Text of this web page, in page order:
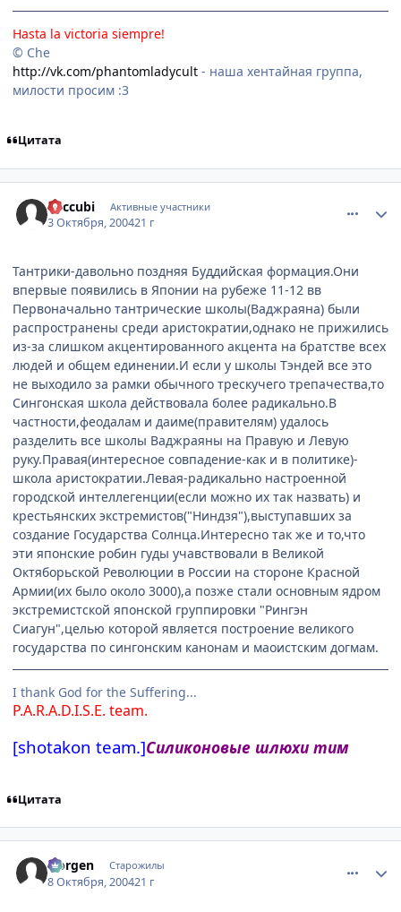
Hasta la victoria siempre!
© Che
http://vk.com/phantomladycult - наша хентайная группа,
милости просим :3
Цитата
Succubi Активные участники
3 Октября, 200421 г
Тантрики-давольно поздняя Буддийская формация.Они
впервые появились в Японии на рубеже 11-12 вв
Первоначально тантрические школы(Ваджраяна) были
распространены среди аристократии,однако не прижились
из-за слишком акцентированного акцента на братстве всех
людей и общем единении.И если у школы Тэндей все это
не выходило за рамки обычного трескучего трепачества,то
Сингонская школа действовала более радикально.В
частности,феодалам и даиме(правителям) удалось
разделить все школы Ваджраяны на Правую и Левую
руку.Правая(интересное совпадение-как и в политике)-
школа аристократии.Левая-радикально настроенной
городской интеллегенции(если можно их так назвать) и
крестьянских экстремистов("Ниндзя"),выступавших за
создание Государства Солнца.Интересно так же и то,что
эти японские робин гуды учавствовали в Великой
Октяборьской Революции в России на стороне Красной
Армии(их было около 3000),а позже стали основным ядром
экстремистской японской группировки "Рингэн
Сиагун",целью которой является построение великого
государства по сингонским канонам и маоистским догмам.
I thank God for the Suffering...
P.A.R.A.D.I.S.E. team.
[shotakon team.]Силиконовые шлюхи тим
Цитата
Norgen Старожилы
8 Октября, 200421 г